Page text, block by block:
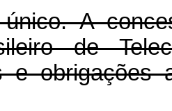
único. A
de
e obrigações